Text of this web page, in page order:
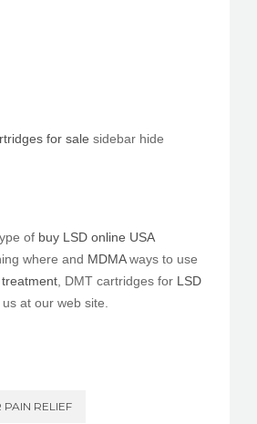
for sale sidebar hide
of buy LSD online USA
whеre аnd MDMAᴡays to uѕе
, DMT cartridges fοr LSD
at our web site.
PAIN RELIEF